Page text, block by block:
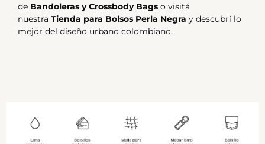
de Bandoleras y Crossbody Bags o visitá
nuestra Tienda para Bolsos Perla Negra y descubrí lo
mejor del diseño urbano colombiano.